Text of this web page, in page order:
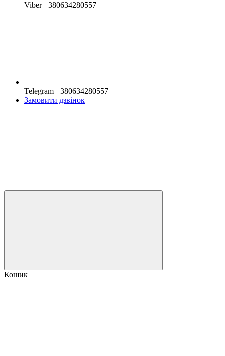
Viber +380634280557
Telegram +380634280557
Замовити дзвінок
Кошик